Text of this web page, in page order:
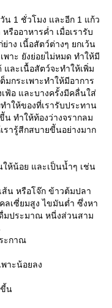
น 1 ชั่วโมง และอีก 1 แก้ว
รืออาหารค่ำ เมื่อเรารับ
าง เนี้อสัตว์ต่างๆ ยกเว้น
พาะ ยังย่อยไม่หมด ทำให้มี
ละเนื้อสัตว์จะทำให้เพิ่ม
กระเพาะทำให้มีอาการ
ฟ้อ และบางครั้งมีคลื่นใส่
ำให้ของที่เรารับประทาน
น ทำให้ท้องว่างจรากลม
รารู้สีกสบายขีันอย่างมาก
ห้น้อย และเป็นน้ำๆ เช่น
น หรือโจ๊ก ข้าวต้มปลา
ลเซี่ยมสูง ไขมันต่ำ ซึ่งหา
มประมาณ หนี่งส่วนสาม
ะกาณ
าะน้อยลง
น